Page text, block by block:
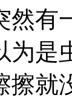
然有
为是
擦就